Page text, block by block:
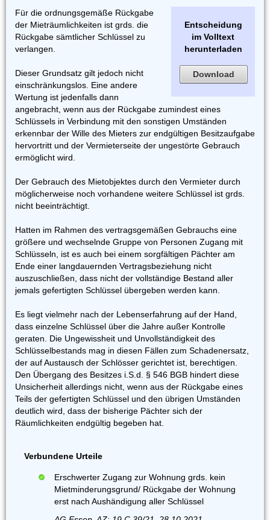
Entscheidung
im Volltext
herunterladen
Download
Für die ordnungsgemäße Rückgabe
der Mieträumlichkeiten ist grds. die
Rückgabe sämtlicher Schlüssel zu
verlangen.
Dieser Grundsatz gilt jedoch nicht
einschränkungslos. Eine andere
Wertung ist jedenfalls dann
angebracht, wenn aus der Rückgabe zumindest eines
Schlüssels in Verbindung mit den sonstigen Umständen
erkennbar der Wille des Mieters zur endgültigen Besitzaufgabe
hervortritt und der Vermieterseite der ungestörte Gebrauch
ermöglicht wird.
Der Gebrauch des Mietobjektes durch den Vermieter durch
möglicherweise noch vorhandene weitere Schlüssel ist grds.
nicht beeinträchtigt.
Hatten im Rahmen des vertragsgemäßen Gebrauchs eine
größere und wechselnde Gruppe von Personen Zugang mit
Schlüsseln, ist es auch bei einem sorgfältigen Pächter am
Ende einer langdauernden Vertragsbeziehung nicht
auszuschließen, dass nicht der vollständige Bestand aller
jemals gefertigten Schlüssel übergeben werden kann.
Es liegt vielmehr nach der Lebenserfahrung auf der Hand,
dass einzelne Schlüssel über die Jahre außer Kontrolle
geraten. Die Ungewissheit und Unvollständigkeit des
Schlüsselbestands mag in diesen Fällen zum Schadenersatz,
der auf Austausch der Schlösser gerichtet ist, berechtigen.
Den Übergang des Besitzes i.S.d. § 546 BGB hindert diese
Unsicherheit allerdings nicht, wenn aus der Rückgabe eines
Teils der gefertigten Schlüssel und den übrigen Umständen
deutlich wird, dass der bisherige Pächter sich der
Räumlichkeiten endgültig begeben hat.
Verbundene Urteile
Erschwerter Zugang zur Wohnung grds. kein
Mietminderungsgrund/ Rückgabe der Wohnung
erst nach Aushändigung aller Schlüssel